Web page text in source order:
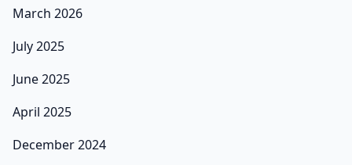
March 2026
July 2025
June 2025
April 2025
December 2024